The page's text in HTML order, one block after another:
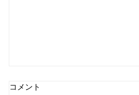
コメント